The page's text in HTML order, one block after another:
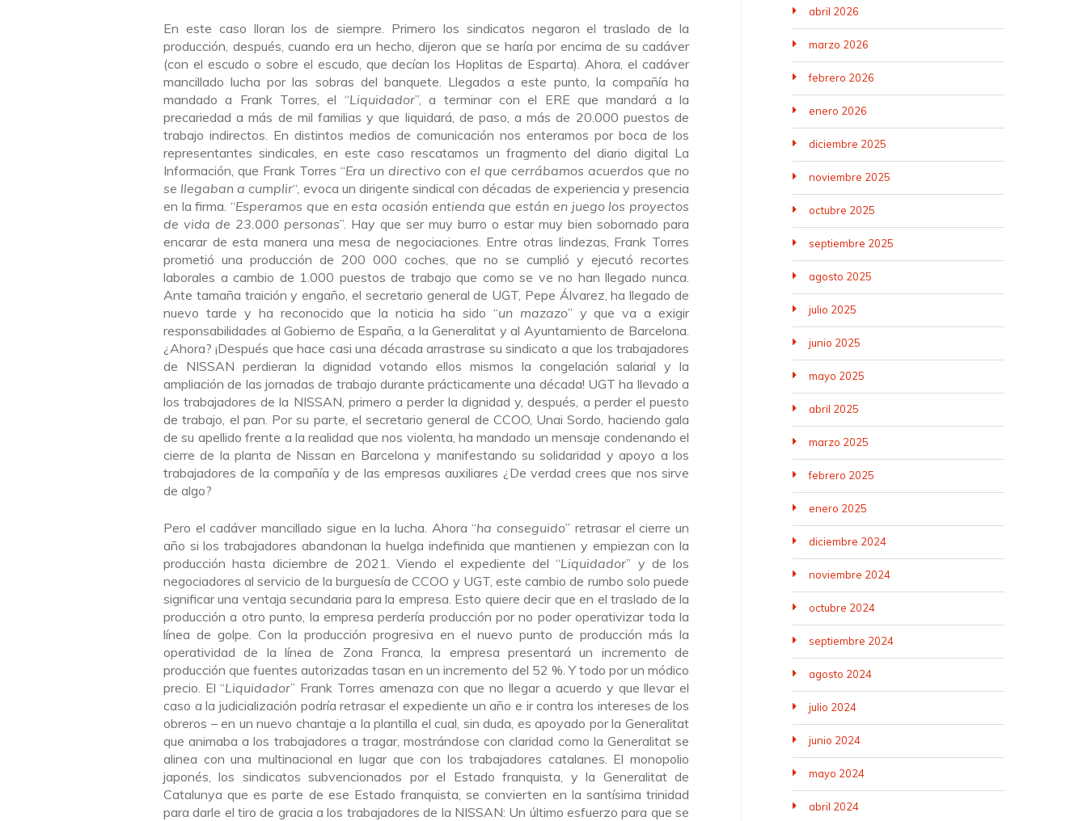
En este caso lloran los de siempre. Primero los sindicatos negaron el traslado de la
producción, después, cuando era un hecho, dijeron que se haría por encima de su cadáver
(con el escudo o sobre el escudo, que decían los Hoplitas de Esparta). Ahora, el cadáver
mancillado lucha por las sobras del banquete. Llegados a este punto, la compañía ha
mandado a Frank Torres, el “Liquidador”, a terminar con el ERE que mandará a la
precariedad a más de mil familias y que liquidará, de paso, a más de 20.000 puestos de
trabajo indirectos. En distintos medios de comunicación nos enteramos por boca de los
representantes sindicales, en este caso rescatamos un fragmento del diario digital La
Información, que Frank Torres “Era un directivo con el que cerrábamos acuerdos que no
se llegaban a cumplir“, evoca un dirigente sindical con décadas de experiencia y presencia
en la firma. “Esperamos que en esta ocasión entienda que están en juego los proyectos
de vida de 23.000 personas”. Hay que ser muy burro o estar muy bien sobornado para
encarar de esta manera una mesa de negociaciones. Entre otras lindezas, Frank Torres
prometió una producción de 200 000 coches, que no se cumplió y ejecutó recortes
laborales a cambio de 1.000 puestos de trabajo que como se ve no han llegado nunca.
Ante tamaña traición y engaño, el secretario general de UGT, Pepe Álvarez, ha llegado de
nuevo tarde y ha reconocido que la noticia ha sido “un mazazo” y que va a exigir
responsabilidades al Gobierno de España, a la Generalitat y al Ayuntamiento de Barcelona.
¿Ahora? ¡Después que hace casi una década arrastrase su sindicato a que los trabajadores
de NISSAN perdieran la dignidad votando ellos mismos la congelación salarial y la
ampliación de las jornadas de trabajo durante prácticamente una década! UGT ha llevado a
los trabajadores de la NISSAN, primero a perder la dignidad y, después, a perder el puesto
de trabajo, el pan. Por su parte, el secretario general de CCOO, Unai Sordo, haciendo gala
de su apellido frente a la realidad que nos violenta, ha mandado un mensaje condenando el
cierre de la planta de Nissan en Barcelona y manifestando su solidaridad y apoyo a los
trabajadores de la compañía y de las empresas auxiliares ¿De verdad crees que nos sirve
de algo?
Pero el cadáver mancillado sigue en la lucha. Ahora “ha conseguido” retrasar el cierre un
año si los trabajadores abandonan la huelga indefinida que mantienen y empiezan con la
producción hasta diciembre de 2021. Viendo el expediente del “Liquidador” y de los
negociadores al servicio de la burguesía de CCOO y UGT, este cambio de rumbo solo puede
significar una ventaja secundaria para la empresa. Esto quiere decir que en el traslado de la
producción a otro punto, la empresa perdería producción por no poder operativizar toda la
línea de golpe. Con la producción progresiva en el nuevo punto de producción más la
operatividad de la línea de Zona Franca, la empresa presentará un incremento de
producción que fuentes autorizadas tasan en un incremento del 52 %. Y todo por un módico
precio. El “Liquidador” Frank Torres amenaza con que no llegar a acuerdo y que llevar el
caso a la judicialización podría retrasar el expediente un año e ir contra los intereses de los
obreros – en un nuevo chantaje a la plantilla el cual, sin duda, es apoyado por la Generalitat
que animaba a los trabajadores a tragar, mostrándose con claridad como la Generalitat se
alinea con una multinacional en lugar que con los trabajadores catalanes. El monopolio
japonés, los sindicatos subvencionados por el Estado franquista, y la Generalitat de
Catalunya que es parte de ese Estado franquista, se convierten en la santísima trinidad
para darle el tiro de gracia a los trabajadores de la NISSAN: Un último esfuerzo para que se
abril 2026
marzo 2026
febrero 2026
enero 2026
diciembre 2025
noviembre 2025
octubre 2025
septiembre 2025
agosto 2025
julio 2025
junio 2025
mayo 2025
abril 2025
marzo 2025
febrero 2025
enero 2025
diciembre 2024
noviembre 2024
octubre 2024
septiembre 2024
agosto 2024
julio 2024
junio 2024
mayo 2024
abril 2024